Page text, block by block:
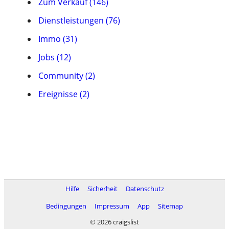
Dienstleistungen (76)
Immo (31)
Jobs (12)
Community (2)
Ereignisse (2)
Hilfe Sicherheit
Datenschutz
Bedingungen
Impressum App
Sitemap
© 2026 craigslist